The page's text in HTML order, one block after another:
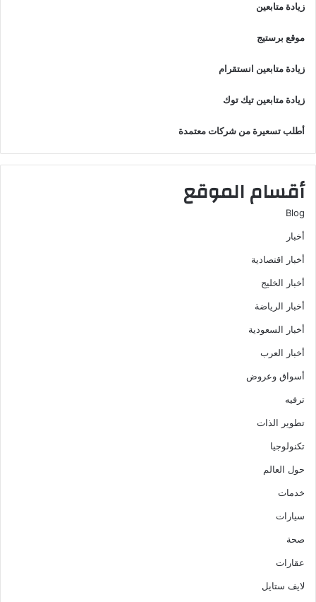
زيادة متابعين
موقع برستيج
زيادة متابعين انستقرام
زيادة متابعين تيك توك
أطلب تسعيرة من شركات معتمدة
أقسام الموقع
Blog
أخبار
أخبار اقتصادية
أخبار الخليج
أخبار الرياضة
أخبار السعودية
أخبار العرب
أسواق وعروض
ترفيه
تطوير الذات
تكنولوجيا
حول العالم
خدمات
سيارات
صحة
عقارات
لايف ستايل